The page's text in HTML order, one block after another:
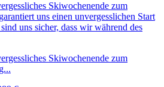
Skiwochenende zum
uns einen unvergesslichen Start
uns sicher, dass wir während des
Skiwochenende zum